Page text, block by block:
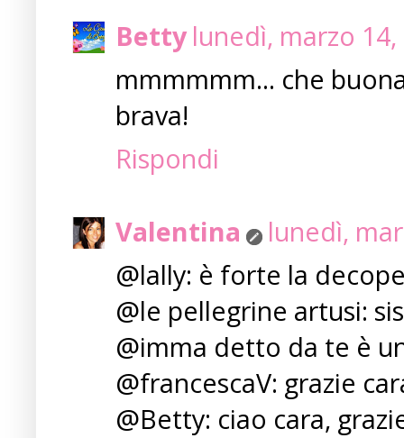
Betty lunedì, marzo 14,
mmmmmm... che
brava!
Rispondi
Valentina
lunedì,
@lally: è forte la
@le pellegrine artusi:
@imma detto da te è
@francescaV: grazie
@Betty: ciao cara,